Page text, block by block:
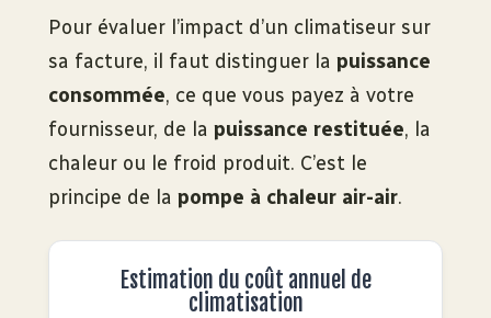
Pour évaluer l’impact d’un climatiseur sur
sa facture, il faut distinguer la puissance
consommée, ce que vous payez à votre
fournisseur, de la puissance restituée, la
chaleur ou le froid produit. C’est le
principe de la pompe à chaleur air-air.
Estimation du coût annuel de
climatisation